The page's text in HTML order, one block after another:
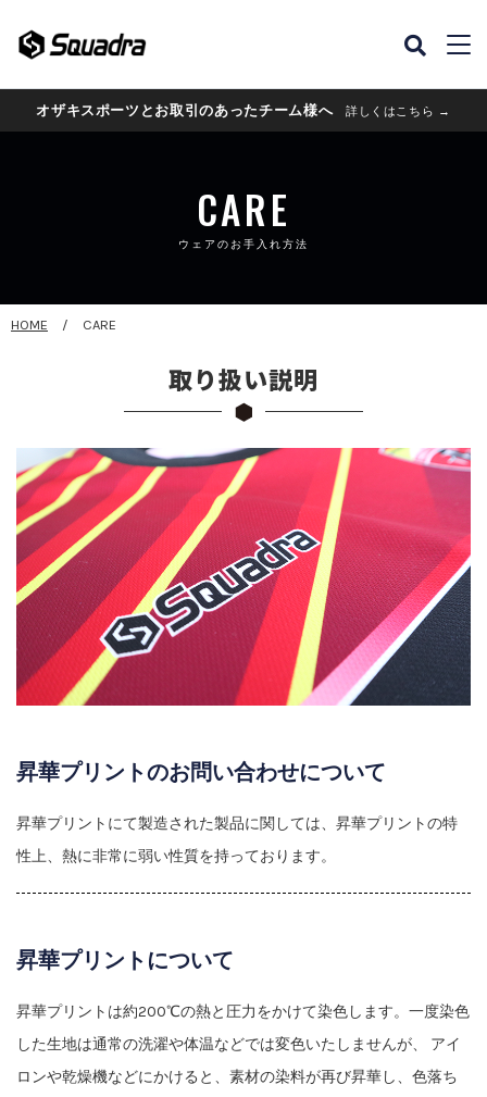
オザキスポーツとお取引のあったチーム様へ 詳しくはこちら →
CARE
ウェアのお手入れ方法
HOME CARE
取り扱い説明
昇華プリントのお問い合わせについて
昇華プリントにて製造された製品に関しては、昇華プリントの特
性上、熱に非常に弱い性質を持っております。
昇華プリントについて
昇華プリントは約200℃の熱と圧力をかけて染色します。一度染色
した生地は通常の洗濯や体温などでは変色いたしませんが、 アイ
ロンや乾燥機などにかけると、素材の染料が再び昇華し、色落ち